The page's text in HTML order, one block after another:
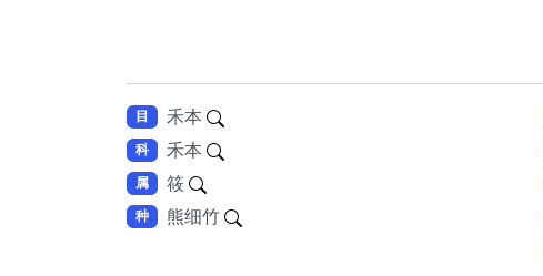
目 禾本
科 禾本
属 筱
种 熊细竹